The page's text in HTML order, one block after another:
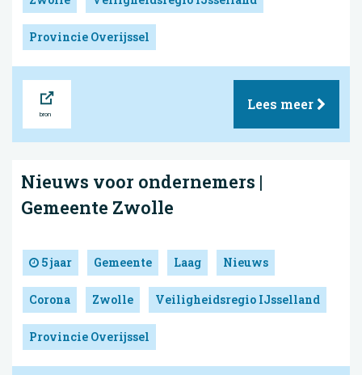
Provincie Overijssel
Lees meer
Nieuws voor ondernemers |
Gemeente Zwolle
5 jaar Gemeente Laag Nieuws
Corona Zwolle Veiligheidsregio IJsselland
Provincie Overijssel